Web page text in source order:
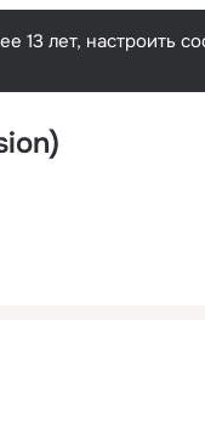
13 лет, настроить